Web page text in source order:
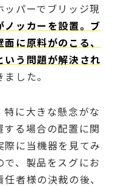
パーでブリッジ現
ノッカーを設置。ブ
に原料がのこる、
いう問題が解決され
した。
に大きな懸念がな
る場合の配置に関
際に当機器を見てみ
、製品をスグにお
者様の決裁の後、